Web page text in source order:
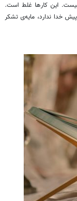
این کارها غلط است.
خدا ندارد، مایه‌ی تشکر